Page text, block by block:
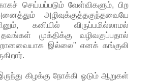
செய்யப்படும் வேள்விகளும், பிற
அழிவுக்குத்தகுந்தவையே
கனியில் விருப்பமில்லாமல்
முக்திக்கு வழிவகுப்பதால்
இல்லை" எனக் கங்குலி
கிழக்கு நோக்கி ஓடும் ஆறுகள்